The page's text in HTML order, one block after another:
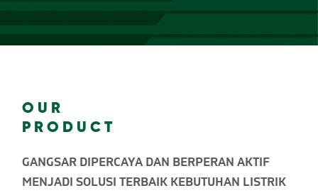
OUR
PRODUCT
GANGSAR DIPERCAYA DAN BERPERAN AKTIF
MENJADI SOLUSI TERBAIK KEBUTUHAN LISTRIK